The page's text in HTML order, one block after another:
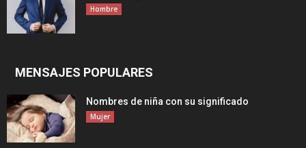
Hombre
MENSAJES POPULARES
Nombres de niña con su significado
Mujer